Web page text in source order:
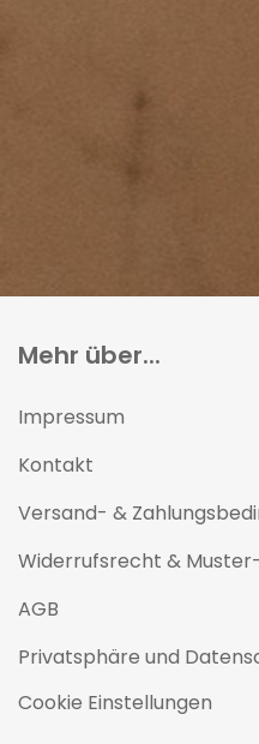
Mehr über...
Impressum
Kontakt
Versand- &
Widerrufsrecht &
AGB
Privatsphäre und
Cookie Einstellungen